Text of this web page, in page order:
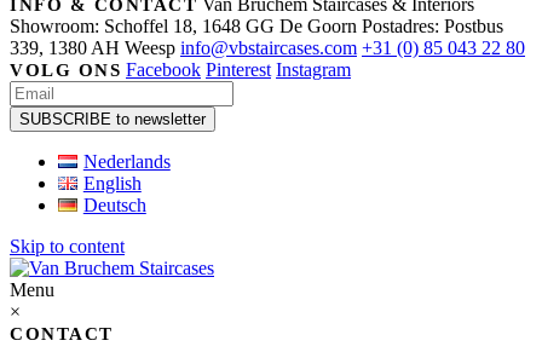
INFO & CONTACT Van Bruchem Staircases & Interiors
Showroom: Schoffel 18, 1648 GG De Goorn Postadres: Postbus
339, 1380 AH Weesp info@vbstaircases.com +31 (0) 85 043 22 80
VOLG ONS Facebook Pinterest Instagram
Nederlands
English
Deutsch
Skip to content
Menu
×
CONTACT